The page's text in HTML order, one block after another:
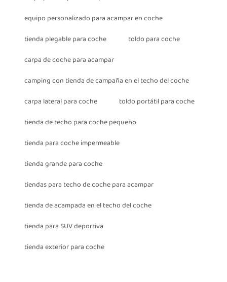
equipo personalizado para acampar en coche
tienda plegable para coche
toldo para coche
carpa de coche para acampar
camping con tienda de campaña en el techo del coche
carpa lateral para coche
toldo portátil para coche
tienda de techo para coche pequeño
tienda para coche impermeable
tienda grande para coche
tiendas para techo de coche para acampar
tienda de acampada en el techo del coche
tienda para SUV deportiva
tienda exterior para coche